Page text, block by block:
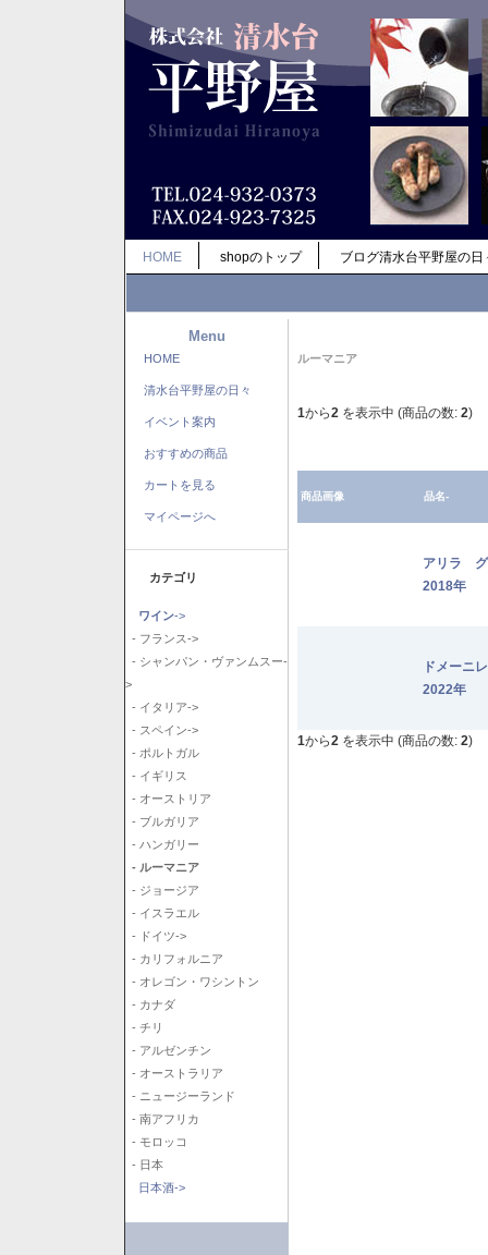
HOME shopのトップ ブログ清水台平野屋の日
Menu
HOME
清水台平野屋の日々
イベント案内
おすすめの商品
カートを見る
マイページへ
カテゴリ
ワイン->
- フランス->
- シャンパン・ヴァンムスー-
>
- イタリア->
- スペイン->
- ポルトガル
- イギリス
- オーストリア
- ブルガリア
- ハンガリー
- ルーマニア
- ジョージア
- イスラエル
- ドイツ->
- カリフォルニア
- オレゴン・ワシントン
- カナダ
- チリ
- アルゼンチン
- オーストラリア
- ニュージーランド
- 南アフリカ
- モロッコ
- 日本
日本酒->
ルーマニア
1から2 を表示中 (商品の数: 2)
商品画像 品名-
アリラ
2018年
ドメー
2022年
1から2 を表示中 (商品の数: 2)